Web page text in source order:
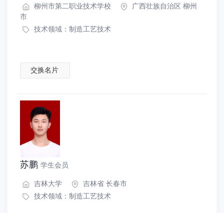
柳州市第二职业技术学校
广西壮族自治区 柳州
市
技术领域： 制造工艺技术
交换名片
苏鹏 学生会员
吉林大学
吉林省 长春市
技术领域： 制造工艺技术